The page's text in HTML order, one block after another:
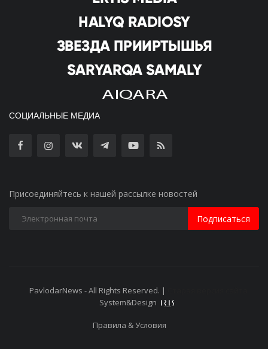
СОЦИАЛЬНЫЕ МЕДИА
Присоединяйтесь к нашей рассылке новостей
Подписаться
PavlodarNews - All Rights Reserved. |
System&Design
Правила & Условия